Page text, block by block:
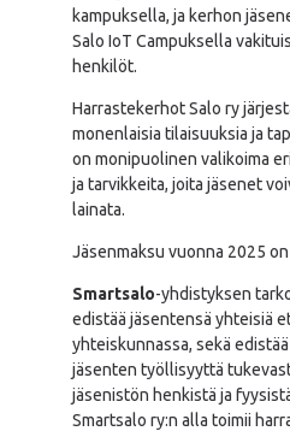
kampuksella, ja kerhon
Salo IoT Campuksella
henkilöt.
Harrastekerhot Salo ry
monenlaisia tilaisuuksia ja
on monipuolinen valikoima
ja tarvikkeita, joita jäsenet
lainata.
Jäsenmaksu vuonna 2025
Smartsalo-yhdistyksen
edistää jäsentensä yhteisiä
yhteiskunnassa, sekä
jäsenten työllisyyttä
jäsenistön henkistä ja
Smartsalo ry:n alla toimii